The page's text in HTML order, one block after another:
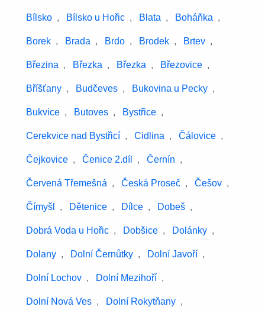
Bílsko , Bílsko u Hořic , Blata , Boháňka ,
Borek , Brada , Brdo , Brodek , Brtev ,
Březina , Březka , Březka , Březovice ,
Bříšťany , Budčeves , Bukovina u Pecky ,
Bukvice , Butoves , Bystřice ,
Cerekvice nad Bystřicí , Cidlina , Čálovice ,
Čejkovice , Čenice 2.díl , Černín ,
Červená Třemešná , Česká Proseč , Češov ,
Čímyšl , Dětenice , Dílce , Dobeš ,
Dobrá Voda u Hořic , Dobšice , Dolánky ,
Dolany , Dolní Černůtky , Dolní Javoří ,
Dolní Lochov , Dolní Mezihoří ,
Dolní Nová Ves , Dolní Rokytňany ,